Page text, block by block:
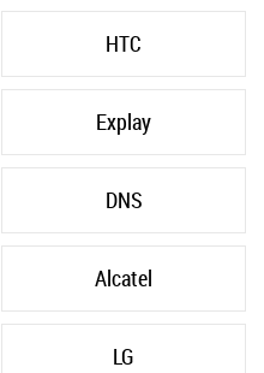
HTC
Explay
DNS
Alcatel
LG